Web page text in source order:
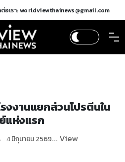
อเรา: worldviewthainews@gmail.com
งงานแยกส่วนโปรตีนใน
แห่งแรก
4 มิถุนายน 2569... View